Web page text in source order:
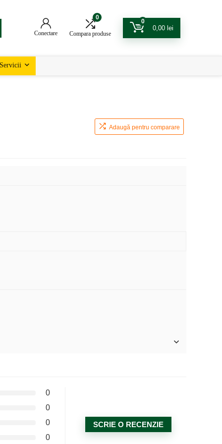
Conectare
0
Compara produse
0
0,00 lei
Servicii
Adaugă pentru comparare
0
0
0
0
SCRIE O RECENZIE